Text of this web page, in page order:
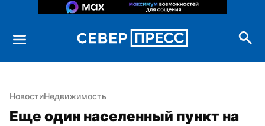
НовостиНедвижимость
Еще один населенный пункт на